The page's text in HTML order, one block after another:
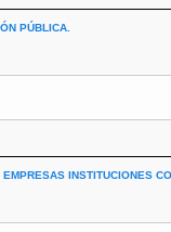
PÚBLICA.
INSTITUCIONES